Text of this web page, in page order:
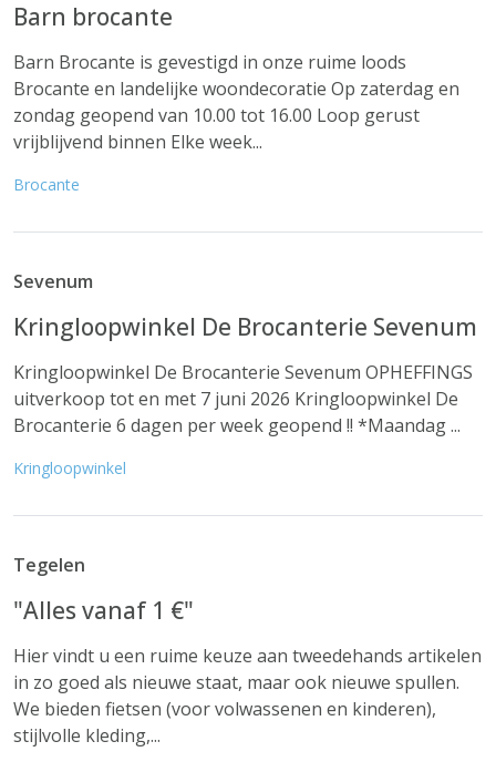
Barn brocante
Barn Brocante is gevestigd in onze ruime loods
Brocante en landelijke woondecoratie Op zaterdag en
zondag geopend van 10.00 tot 16.00 Loop gerust
vrijblijvend binnen Elke week...
Brocante
Sevenum
Kringloopwinkel De Brocanterie Sevenum
Kringloopwinkel De Brocanterie Sevenum OPHEFFINGS
uitverkoop tot en met 7 juni 2026 Kringloopwinkel De
Brocanterie 6 dagen per week geopend !! *Maandag ...
Kringloopwinkel
Tegelen
"Alles vanaf 1 €"
Hier vindt u een ruime keuze aan tweedehands artikelen
in zo goed als nieuwe staat, maar ook nieuwe spullen.
We bieden fietsen (voor volwassenen en kinderen),
stijlvolle kleding,...